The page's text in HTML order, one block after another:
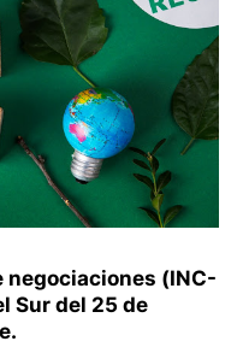
negociaciones (INC-
Sur del 25 de